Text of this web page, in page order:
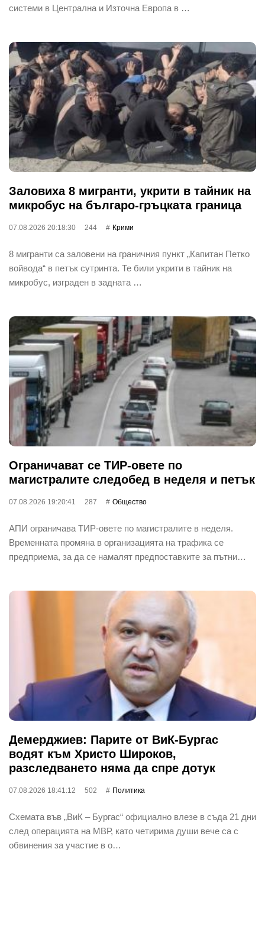
системи в Централна и Източна Европа в …
Заловиха 8 мигранти, укрити в тайник на
микробус на българо-гръцката граница
07.08.2026 20:18:30 244 Крими
8 мигранти са заловени на граничния пункт „Капитан Петко
войвода“ в петък сутринта. Те били укрити в тайник на
микробус, изграден в задната …
Ограничават се ТИР-овете по
магистралите следобед в неделя и петък
07.08.2026 19:20:41 287 Общество
АПИ ограничава ТИР-овете по магистралите в неделя.
Временната промяна в организацията на трафика се
предприема, за да се намалят предпоставките за пътни…
Демерджиев: Парите от ВиК-Бургас
водят към Христо Широков,
разследването няма да спре дотук
07.08.2026 18:41:12 502 Политика
Схемата във „ВиК – Бургас“ официално влезе в съда 21 дни
след операцията на МВР, като четирима души вече са с
обвинения за участие в о…